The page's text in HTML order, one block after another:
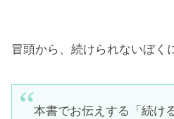
冒頭から、続けられないぼ
本書でお伝えする「続け